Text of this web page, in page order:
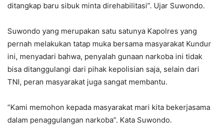
ditangkap baru sibuk minta direhabilitasi”. Ujar Suwondo.
Suwondo yang merupakan satu satunya Kapolres yang
pernah melakukan tatap muka bersama masyarakat Kundur
ini, menyadari bahwa, penyalah gunaan narkoba ini tidak
bisa ditanggulangi dari pihak kepolisian saja, selain dari
TNI, peran masyarakat juga sangat membantu.
“Kami memohon kepada masyarakat mari kita bekerjasama
dalam penaggulangan narkoba”. Kata Suwondo.